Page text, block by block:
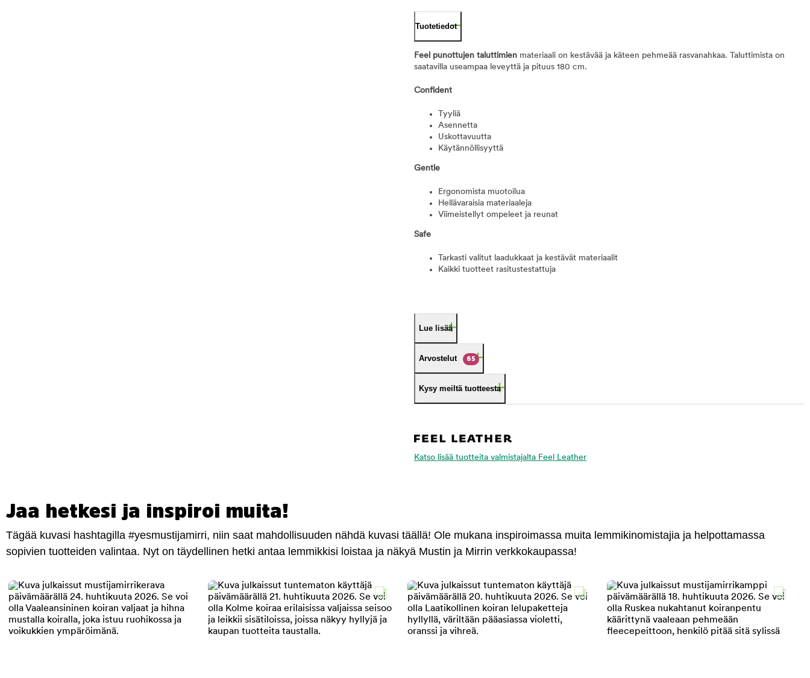
Tuotetiedot
Feel punottujen taluttimien materiaali on kestävää ja käteen pehmeää rasvanahkaa. Taluttimista on
saatavilla useampaa leveyttä ja pituus 180 cm.
Confident
Tyyliä
Asennetta
Uskottavuutta
Käytännöllisyyttä
Gentle
Ergonomista muotoilua
Hellävaraisia materiaaleja
Viimeistellyt ompeleet ja reunat
Safe
Tarkasti valitut laadukkaat ja kestävät materiaalit
Kaikki tuotteet rasitustestattuja
Lue lisää
Arvostelut 65
Kysy meiltä tuotteesta
Katso lisää tuotteita valmistajalta Feel Leather
Jaa hetkesi ja inspiroi muita!
Tägää kuvasi hashtagilla #yesmustijamirri, niin saat mahdollisuuden nähdä kuvasi täällä! Ole mukana inspiroimassa muita lemmikinomistajia ja helpottamassa
sopivien tuotteiden valintaa. Nyt on täydellinen hetki antaa lemmikkisi loistaa ja näkyä Mustin ja Mirrin verkkokaupassa!